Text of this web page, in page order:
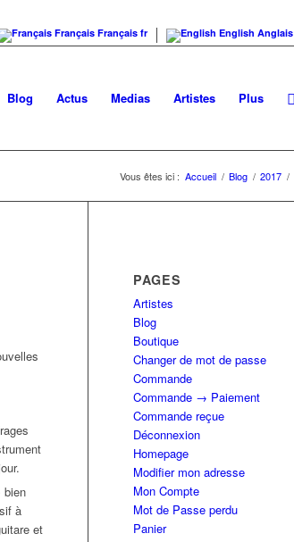
Français Français fr English Anglais
Blog Actus Medias Artistes Plus
Vous êtes ici : Accueil / Blog / 2017 /
bien
à
et
PAGES
Artistes
Blog
Boutique
Changer de mot de passe
Commande
Commande → Paiement
Commande reçue
Déconnexion
Homepage
Modifier mon adresse
Mon Compte
Mot de Passe perdu
Panier